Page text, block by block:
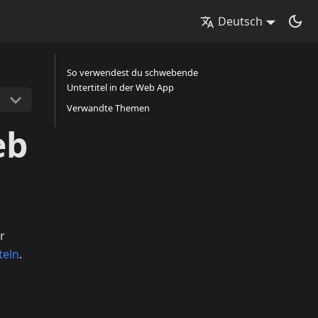
Deutsch
.
So verwendest du schwebende
Untertitel in der Web App
Verwandte Themen